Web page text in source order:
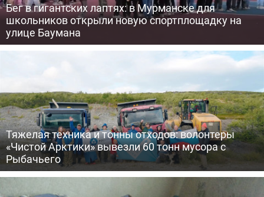
Бег в гигантских лаптях: в Мурманске для
школьников открыли новую спортплощадку на
улице Баумана
Тяжелая техника и тонны отходов: волонтеры
«Чистой Арктики» вывезли 60 тонн мусора с
Рыбачьего